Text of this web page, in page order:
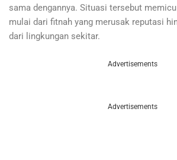
sama dengannya. Situasi tersebut
mulai dari fitnah yang merusak reputasi
dari lingkungan sekitar.
Advertisements
Advertisements